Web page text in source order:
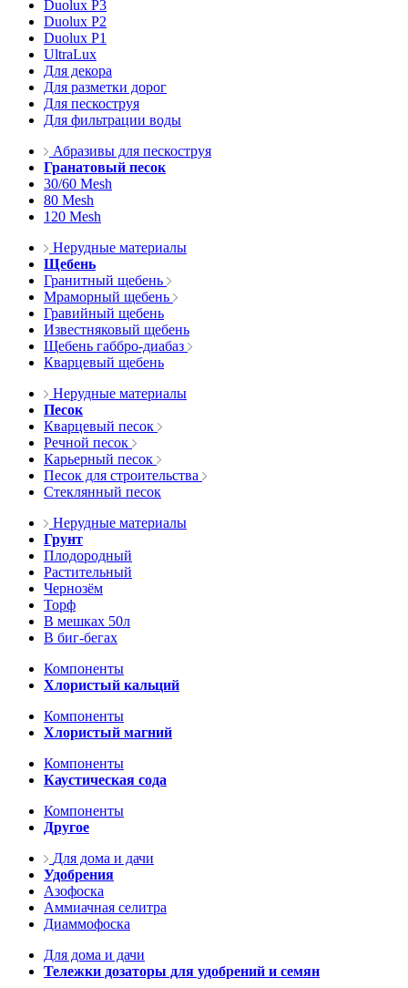
Duolux P3
Duolux P2
Duolux P1
UltraLux
Для декора
Для разметки дорог
Для пескоструя
Для фильтрации воды
Абразивы для пескоструя
Гранатовый песок
30/60 Mesh
80 Mesh
120 Mesh
Нерудные материалы
Щебень
Гранитный щебень
Мраморный щебень
Гравийный щебень
Известняковый щебень
Щебень габбро-диабаз
Кварцевый щебень
Нерудные материалы
Песок
Кварцевый песок
Речной песок
Карьерный песок
Песок для строительства
Стеклянный песок
Нерудные материалы
Грунт
Плодородный
Растительный
Чернозём
Торф
В мешках 50л
В биг-бегах
Компоненты
Хлористый кальций
Компоненты
Хлористый магний
Компоненты
Каустическая сода
Компоненты
Другое
Для дома и дачи
Удобрения
Азофоска
Аммиачная селитра
Диаммофоска
Для дома и дачи
Тележки дозаторы для удобрений и семян